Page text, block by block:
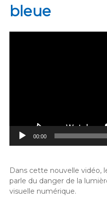
bleue
00:00
Dans cette nouvelle vidéo,
parle du danger de la
visuelle numérique.